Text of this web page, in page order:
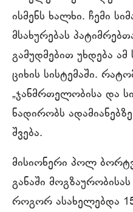
ისმენს ხალხი. ჩემი
მსახურებას
გამუდმებით უხდება ამ
ციხის სისტემაში.
„ჯანმრთელობისა და
ნადირობს
შვება.
მისიონერი პოლ
განაში
როგორ ასახელებდა